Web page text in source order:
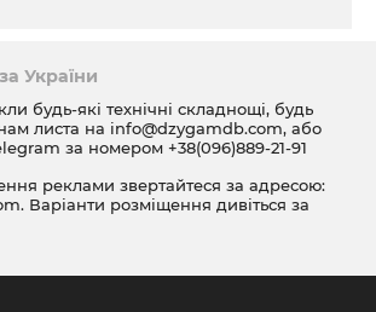
України
будь-які технічні складнощі, будь
листа на info@dzygamdb.com, або
за номером +38(096)889-21-91
реклами звертайтеся за адресою:
. Варіанти розміщення дивіться за